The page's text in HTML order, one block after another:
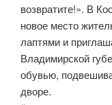
возвратите!». В
новое место
лаптями и
Владимирской
обувью,
дворе.